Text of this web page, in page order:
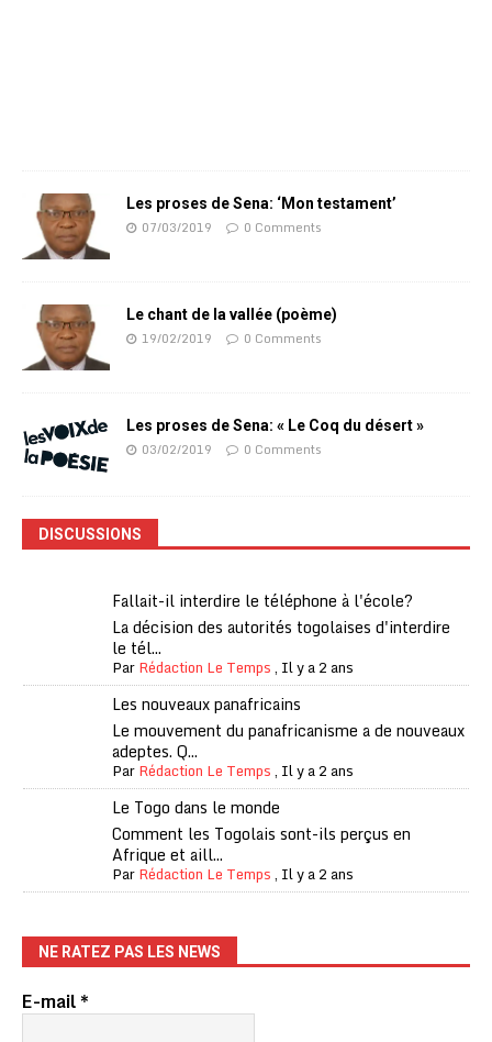
Les proses de Sena: ‘Mon testament’
07/03/2019 0 Comments
Le chant de la vallée (poème)
19/02/2019 0 Comments
Les proses de Sena: « Le Coq du désert »
03/02/2019 0 Comments
DISCUSSIONS
Fallait-il interdire le téléphone à l'école?
La décision des autorités togolaises d'interdire
le tél...
ParRédaction Le Temps, Il y a 2 ans
Les nouveaux panafricains
Le mouvement du panafricanisme a de nouveaux
adeptes. Q...
ParRédaction Le Temps, Il y a 2 ans
Le Togo dans le monde
Comment les Togolais sont-ils perçus en
Afrique et aill...
ParRédaction Le Temps, Il y a 2 ans
NE RATEZ PAS LES NEWS
E-mail*